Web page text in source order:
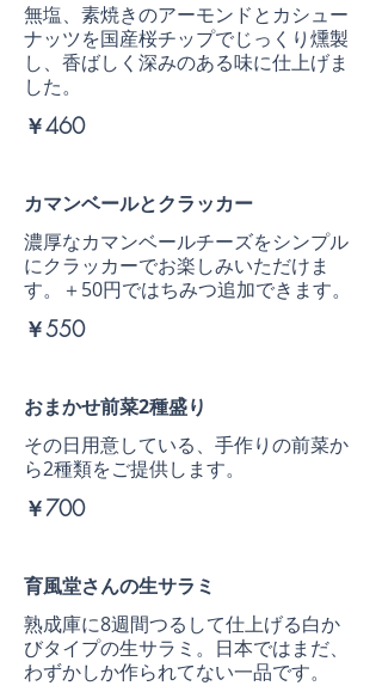
無塩、素焼きのアーモンドとカシュー
ナッツを国産桜チップでじっくり燻製
し、香ばしく深みのある味に仕上げま
した。
￥460
カマンベールとクラッカー
濃厚なカマンベールチーズをシンプル
にクラッカーでお楽しみいただけま
す。＋50円ではちみつ追加できます。
￥550
おまかせ前菜2種盛り
その日用意している、手作りの前菜か
ら2種類をご提供します。
￥700
育風堂さんの生サラミ
熟成庫に8週間つるして仕上げる白か
びタイプの生サラミ。日本ではまだ、
わずかしか作られてない一品です。